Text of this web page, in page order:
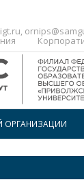
,
ОРГАНИЗАЦИИ